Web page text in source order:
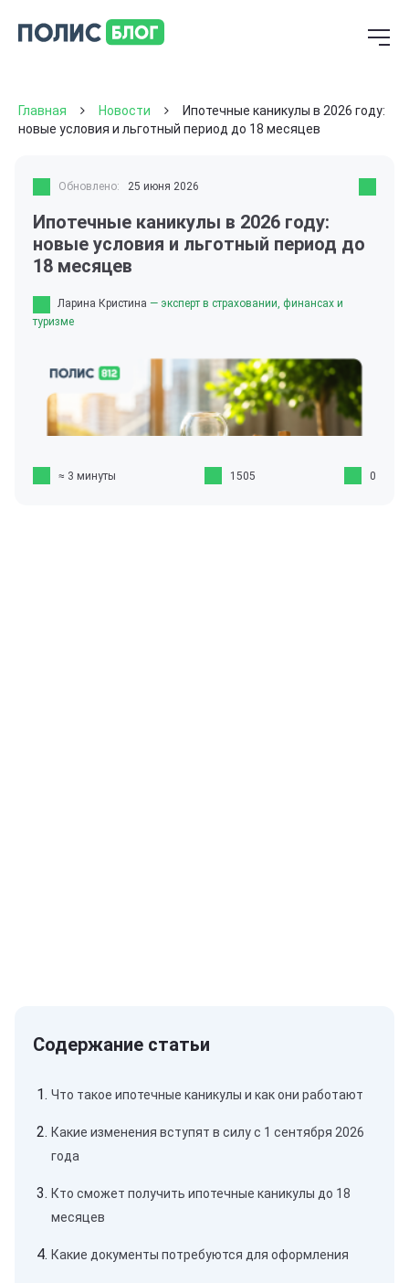
Главная Новости
Ипотечные каникулы в 2026 году:
новые условия и льготный период до 18 месяцев
Обновлено: 25 июня 2026
Ипотечные каникулы в 2026 году:
новые условия и льготный период до
18 месяцев
Ларина Кристина — эксперт в страховании, финансах и
туризме
≈ 3 минуты 1505 0
Что такое ипотечные каникулы и как они работают
Какие изменения вступят в силу с 1 сентября 2026
года
Кто сможет получить ипотечные каникулы до 18
месяцев
Какие документы потребуются для оформления